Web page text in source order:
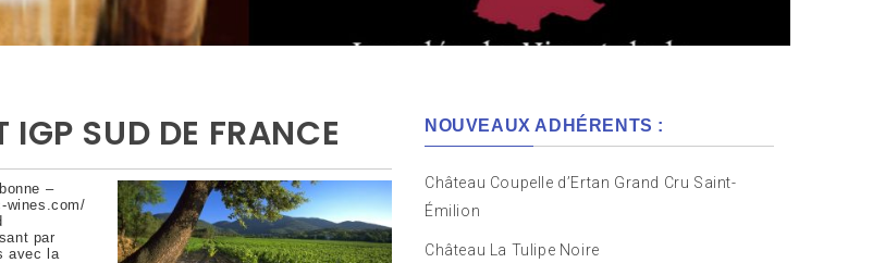
SUD DE FRANCE
–
wines.com/
par
avec la
NOUVEAUX ADHÉRENTS :
Château Coupelle d’Ertan Grand Cru Saint-
Émilion
Château La Tulipe Noire